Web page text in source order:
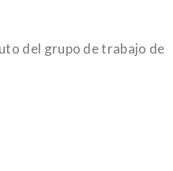
del grupo de trabajo de